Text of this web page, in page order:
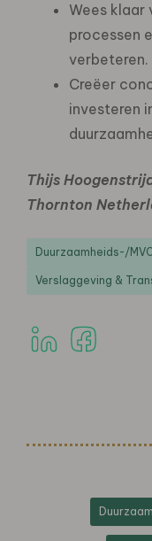
Wees klaar
processen
verbeteren.
Creëer
investeren
Thijs
Thornton
Duurzaamheids-/
Verslaggeving &